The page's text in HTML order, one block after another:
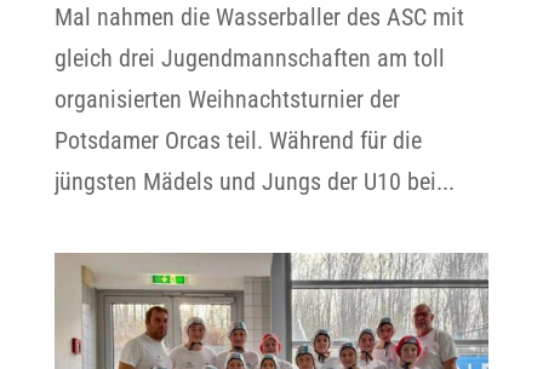
Mal nahmen die Wasserballer des ASC mit
gleich drei Jugendmannschaften am toll
organisierten Weihnachtsturnier der
Potsdamer Orcas teil. Während für die
jüngsten Mädels und Jungs der U10 bei...